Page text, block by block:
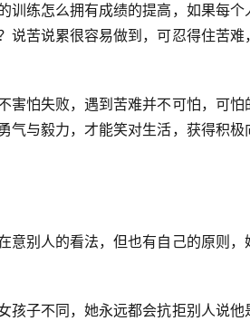
训练怎么拥有成绩的提高，如果每个
说苦说累很容易做到，可忍得住苦难
害怕失败，遇到苦难并不可怕，可怕
气与毅力，才能笑对生活，获得积极
意别人的看法，但也有自己的原则，
孩子不同，她永远都会抗拒别人说他